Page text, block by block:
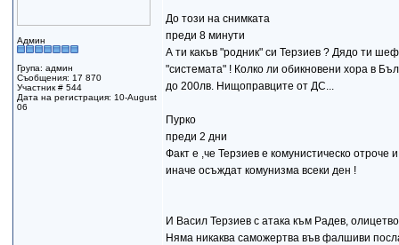
Админ
Група: админ
Съобщения: 17 870
Участник # 544
Дата на регистрация: 10-August
06
До този на снимката
преди 8 минути
А ти какъв "родник" си Терзиев ? Дядо ти
"системата" ! Колко ли обикновени хора в
до 200лв. Нищоправците от ДС...
Пурко
преди 2 дни
Факт е ,че Терзиев е комунистическо
иначе осъждат комунизма всеки ден !
И Васил Терзиев с атака към Радев,
Няма никаква саможертва във фалшиви